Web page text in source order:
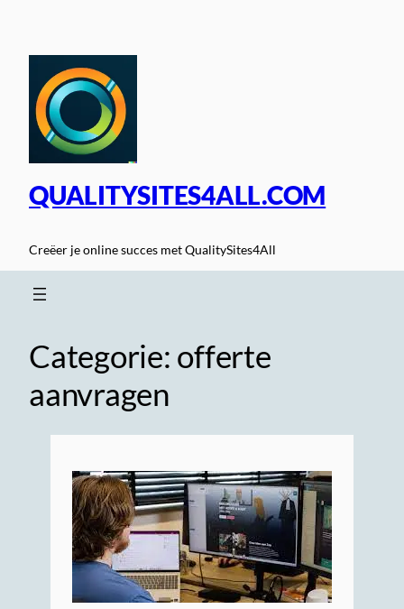
inhoud
QUALITYSITES4ALL.COM
Creëer je online succes met QualitySites4All
Categorie: offerte
aanvragen